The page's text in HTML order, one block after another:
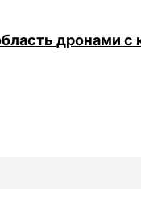
дронами